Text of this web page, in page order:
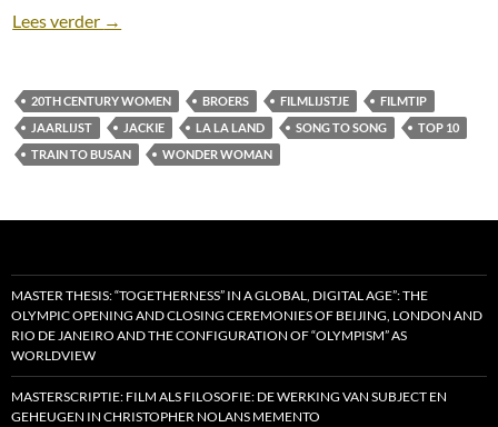
Lees verder Film Top-10: Tweede kwartaal van 2017
→
20TH CENTURY WOMEN BROERS FILMLIJSTJE
FILMTIP
JAARLIJST
JACKIE LA LA LAND SONG TO SONG
TOP 10
TRAIN TO BUSAN
WONDER WOMAN
MASTER THESIS: “TOGETHERNESS” IN A GLOBAL, DIGITAL AGE”: THE
OLYMPIC OPENING AND CLOSING CEREMONIES OF BEIJING, LONDON AND
RIO DE JANEIRO AND THE CONFIGURATION OF “OLYMPISM” AS
WORLDVIEW
MASTERSCRIPTIE: FILM ALS FILOSOFIE: DE WERKING VAN SUBJECT EN
GEHEUGEN IN CHRISTOPHER NOLANS MEMENTO